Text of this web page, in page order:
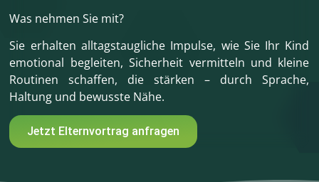
Was nehmen Sie mit?
Sie erhalten alltagstaugliche Impulse, wie Sie Ihr Kind
emotional begleiten, Sicherheit vermitteln und kleine
Routinen schaffen, die stärken – durch Sprache,
Haltung und bewusste Nähe.
Jetzt Elternvortrag anfragen